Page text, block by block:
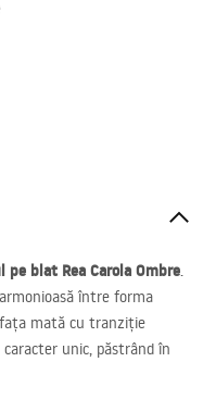
pe blat Rea Carola Ombre.
între forma
mată cu tranziție
unic, păstrând în